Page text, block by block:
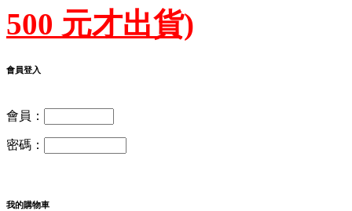
500 元才出貨)
會員登入
會員：
密碼：
我的購物車